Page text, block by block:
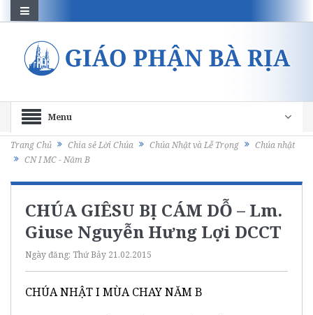
Menu
Trang Chủ Chia sẻ Lời Chúa Chúa Nhật và Lễ Trọng
Chúa nhật
CN I MC - Năm B
CHÚA GIÊSU BỊ CÁM DỖ – Lm.
Giuse Nguyễn Hưng Lợi DCCT
Ngày đăng: Thứ Bảy 21.02.2015
CHÚA NHẬT I MÙA CHAY NĂM B